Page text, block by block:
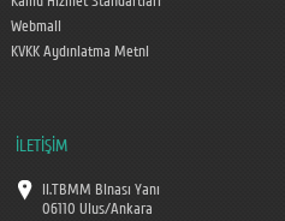
Webmail
KVKK Aydınlatma Metni
İLETİŞİM
II.TBMM Binası Yanı
06110 Ulus/Ankara